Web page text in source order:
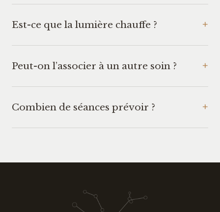
Est-ce que la lumière chauffe ?
Peut-on l’associer à un autre soin ?
Combien de séances prévoir ?